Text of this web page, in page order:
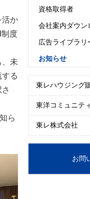
活か
度
未
る
ら
資格取得者
会社案内ダウン
広告ライブラリ
お知らせ
東レハウジング
東洋コミュニテ
東レ株式会社
お問